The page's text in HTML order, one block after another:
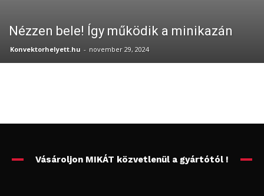
Nézzen bele! Így működik a minikazán
Konvektorhelyett.hu - november 29, 2024
Vásároljon MIKÁT közvetlenül a gyártótól !